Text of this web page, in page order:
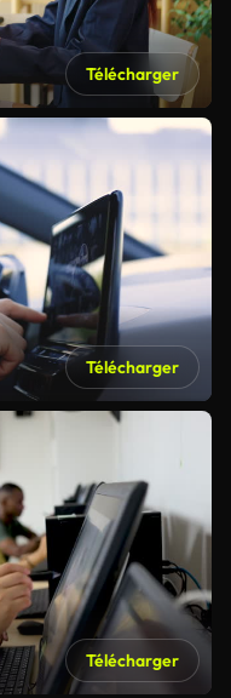
Télécharger
Télécharger
Télécharger